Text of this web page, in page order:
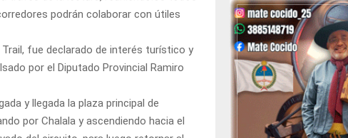
podrán colaborar con útiles
fue declarado de interés turístico y
por el Diputado Provincial Ramiro
y llegada la plaza principal de
por Chalala y ascendiendo hacia el